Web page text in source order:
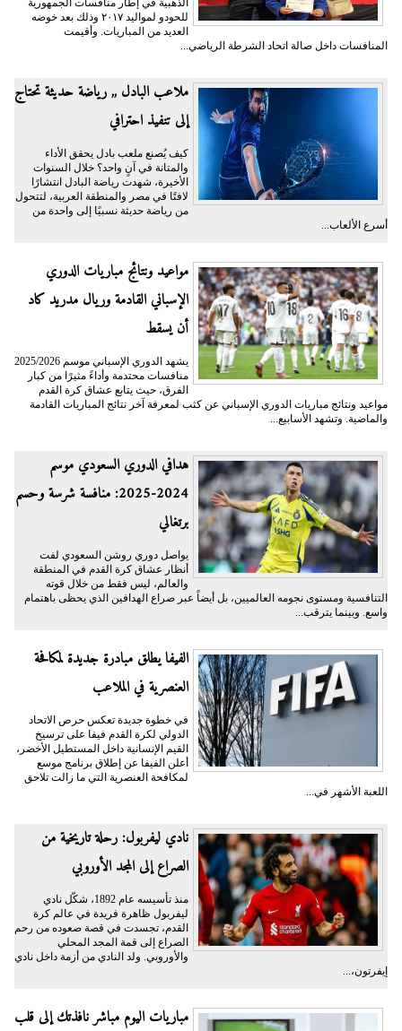
للحودو لمواليد ٢٠١٧ وذلك بعد خوضه
العديد من المباريات. وأقيمت
المنافسات داخل صالة اتحاد الشرطة الرياضي...
ملاعب البادل ,, رياضة حديثة تحتاج
إلى تنفيذ احترافي
كيف يُصنع ملعب بادل يحقق الأداء
والمتانة في آنٍ واحد؟ خلال السنوات
الأخيرة، شهدت رياضة البادل انتشارًا
لافتًا في مصر والمنطقة العربية، لتتحول
من رياضة حديثة نسبيًا إلى واحدة من
أسرع الألعاب...
مواعيد ونتائج مباريات الدوري
الإسباني القادمة وريال مدريد كاد
أن يسقط
يشهد الدوري الإسباني موسم 2025/2026
منافسات محتدمة وأداءً مثيرًا من كبار
الفرق، حيث يتابع عشاق كرة القدم
مواعيد ونتائج مباريات الدوري الإسباني عن كثب لمعرفة آخر نتائج المباريات القادمة
والماضية. وتشهد الأسابيع...
هدافي الدوري السعودي موسم
2024-2025: منافسة شرسة وحسم
برتغالي
يواصل دوري روشن السعودي لفت
أنظار عشاق كرة القدم في المنطقة
والعالم، ليس فقط من خلال قوته
التنافسية ومستوى نجومه العالميين، بل أيضاً عبر صراع الهدافين الذي يحظى باهتمام
واسع. وبينما يترقب...
الفيفا يطلق مبادرة جديدة لمكافحة
العنصرية في الملاعب
في خطوة جديدة تعكس حرص الاتحاد
الدولي لكرة القدم فيفا على ترسيخ
القيم الإنسانية داخل المستطيل الأخضر،
أعلن الفيفا عن إطلاق برنامج موسع
لمكافحة العنصرية التي ما زالت تلاحق
اللعبة الأشهر في...
نادي ليفربول: رحلة تاريخية من
الصراع إلى المجد الأوروبي
منذ تأسيسه عام 1892، شكّل نادي
ليفربول ظاهرة فريدة في عالم كرة
القدم، تجسدت في قصة صعوده من رحم
الصراع إلى قمة المجد المحلي
والأوروبي. ولد النادي من أزمة داخل نادي
إيفرتون،...
مباريات اليوم مباشر نافذتك إلى قلب